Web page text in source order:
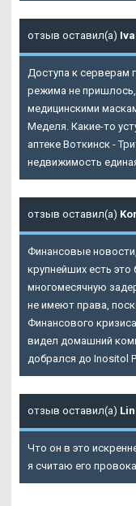
отзыв оставил(а)
Доступа к серверам
режима не
медицинскими
Меделя. Какие-то
аптеке Воткинск -
недвижимость
отзыв оставил(а)
Финансовые
крупнейших есть
многомесячную
не имеют права,
Финансового
видел домашний
добрался до Inositol
отзыв оставил(а)
Что он в это
я считаю его